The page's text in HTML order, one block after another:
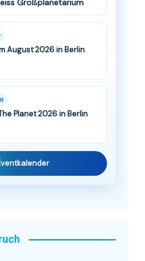
Großplanetarium
August 2026 in Berlin
Planet 2026 in Berlin